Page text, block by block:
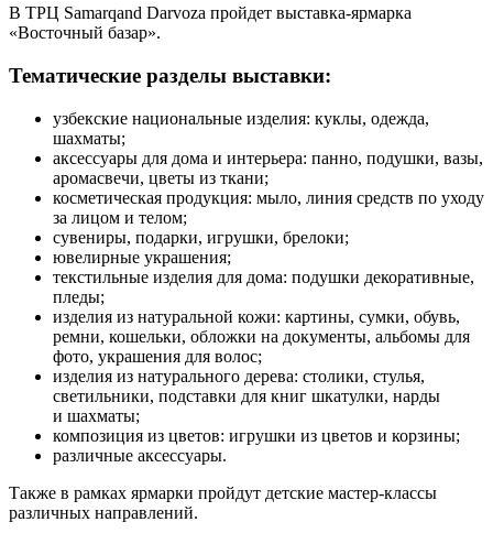
В ТРЦ Samarqand Darvoza пройдет выставка-ярмарка
«Восточный базар».
Тематические разделы выставки:
узбекские национальные изделия: куклы, одежда,
шахматы;
аксессуары для дома и интерьера: панно, подушки, вазы,
аромасвечи, цветы из ткани;
косметическая продукция: мыло, линия средств по уходу
за лицом и телом;
сувениры, подарки, игрушки, брелоки;
ювелирные украшения;
текстильные изделия для дома: подушки декоративные,
пледы;
изделия из натуральной кожи: картины, сумки, обувь,
ремни, кошельки, обложки на документы, альбомы для
фото, украшения для волос;
изделия из натурального дерева: столики, стулья,
светильники, подставки для книг шкатулки, нарды
и шахматы;
композиция из цветов: игрушки из цветов и корзины;
различные аксессуары.
Также в рамках ярмарки пройдут детские мастер-классы
различных направлений.